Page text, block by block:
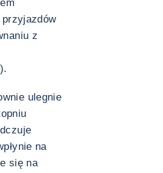
z
ulegnie
na
się na